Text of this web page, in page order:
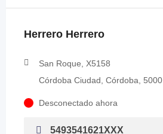
Herrero Herrero
San Roque, X5158
Córdoba Ciudad, Córdoba, 5000
Desconectado ahora
5493541621XXX